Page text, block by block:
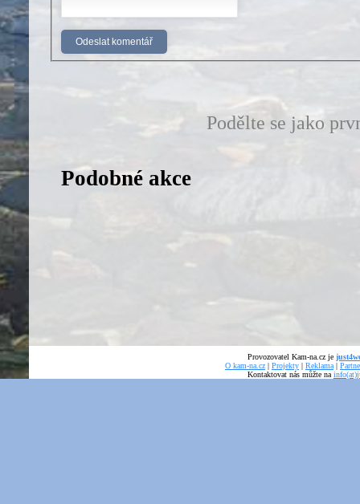
Podělte se jako
Podobné akce
Provozovatel Kam-na.cz je
O kam-na.cz | Projekty | Reklama |
Kontaktovat nás můžte na